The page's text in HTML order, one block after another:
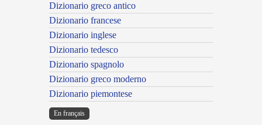
Dizionario greco antico
Dizionario francese
Dizionario inglese
Dizionario tedesco
Dizionario spagnolo
Dizionario greco moderno
Dizionario piemontese
En français